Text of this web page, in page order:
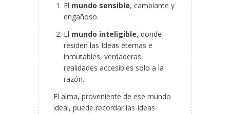
El mundo sensible, cambiante y
engañoso.
El mundo inteligible, donde
residen las Ideas eternas e
inmutables, verdaderas
realidades accesibles solo a la
razón.
El alma, proveniente de ese mundo
ideal, puede recordar las Ideas